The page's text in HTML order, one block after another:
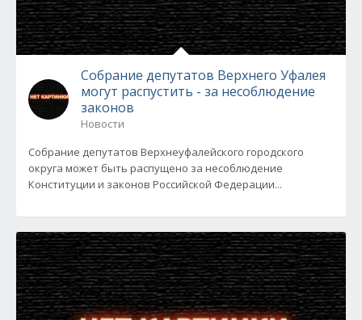
Собрание депутатов Верхнего Уфалея
могут распустить - за несоблюдение
законов
Новости
Собрание депутатов Верхнеуфалейского городского
округа может быть распущено за несоблюдение
Конституции и законов Российской Федерации...